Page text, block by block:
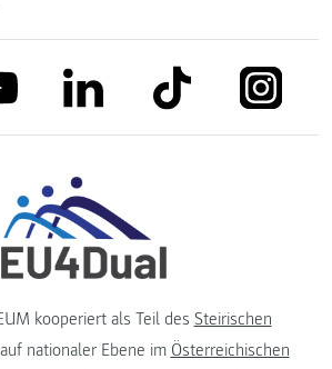
link to youtubelink to linkedinlink to tiktok link to
kooperiert als Teil des Steirischen
auf nationaler Ebene im Österreichischen